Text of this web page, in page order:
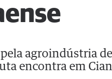
agroindústria
encontra em